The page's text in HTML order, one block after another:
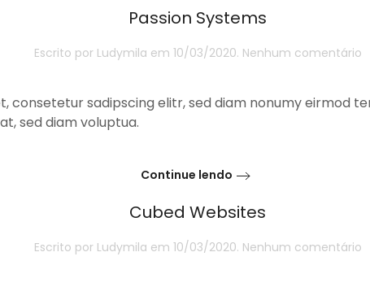
Passion Systems
Escrito por Ludymila em 10/03/2020. Nenhum comentário
consetetur sadipscing elitr, sed diam nonumy eirmod
sed diam voluptua.
Continue lendo
Cubed Websites
Escrito por Ludymila em 10/03/2020. Nenhum comentário